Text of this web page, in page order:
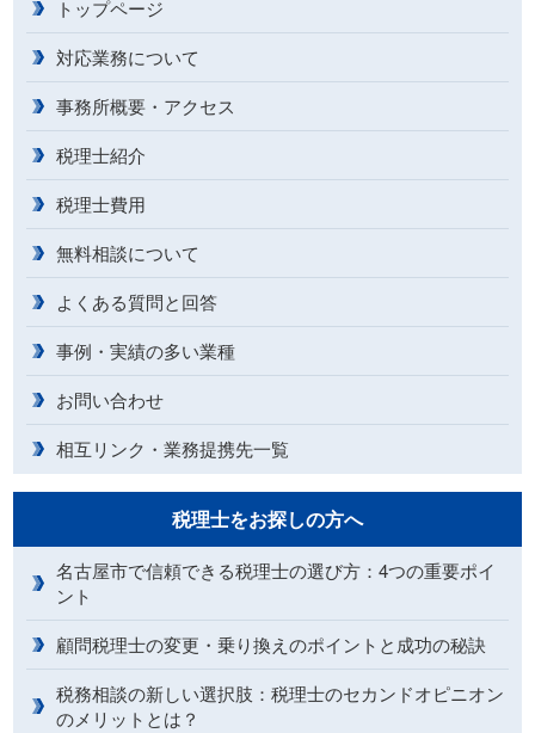
トップページ
対応業務について
事務所概要・アクセス
税理士紹介
税理士費用
無料相談について
よくある質問と回答
事例・実績の多い業種
お問い合わせ
相互リンク・業務提携先一覧
税理士をお探しの方へ
名古屋市で信頼できる税理士の選び方：4つの重要ポイ
ント
顧問税理士の変更・乗り換えのポイントと成功の秘訣
税務相談の新しい選択肢：税理士のセカンドオピニオン
のメリットとは？